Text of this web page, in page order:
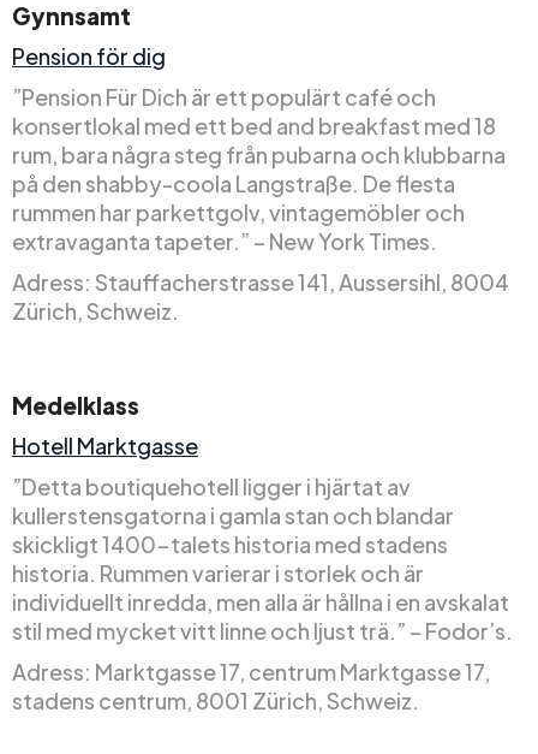
Gynnsamt
Pension för dig
”Pension Für Dich är ett populärt café och
konsertlokal med ett bed and breakfast med 18
rum, bara några steg från pubarna och klubbarna
på den shabby-coola Langstraße. De flesta
rummen har parkettgolv, vintagemöbler och
extravaganta tapeter.” – New York Times.
Adress: Stauffacherstrasse 141, Aussersihl, 8004
Zürich, Schweiz.
Medelklass
Hotell Marktgasse
”Detta boutiquehotell ligger i hjärtat av
kullerstensgatorna i gamla stan och blandar
skickligt 1400-talets historia med stadens
historia. Rummen varierar i storlek och är
individuellt inredda, men alla är hållna i en avskalat
stil med mycket vitt linne och ljust trä.” – Fodor’s.
Adress: Marktgasse 17, centrum Marktgasse 17,
stadens centrum, 8001 Zürich, Schweiz.